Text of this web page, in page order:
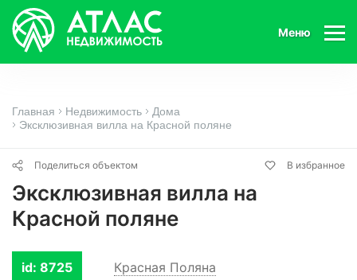
Меню
Главная Недвижимость
Дома
Эксклюзивная вилла на Красной поляне
Поделиться объектом В избранное
Эксклюзивная вилла на
Красной поляне
id: 8725 Красная Поляна